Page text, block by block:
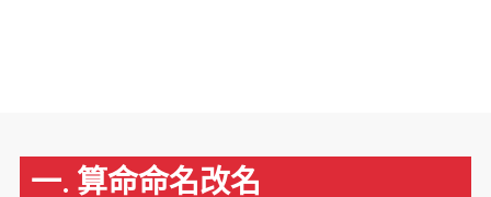
一. 算命命名改名